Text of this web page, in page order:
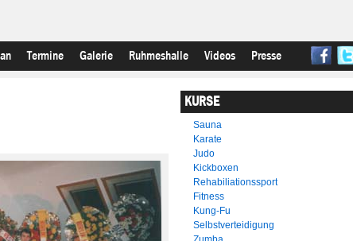
Termine Galerie Ruhmeshalle Videos Presse
KURSE
Sauna
Karate
Judo
Kickboxen
Rehabiliationssport
Fitness
Kung-Fu
Selbstverteidigung